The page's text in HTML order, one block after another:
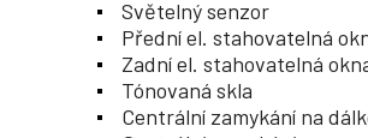
Světelný senzor
Přední el. stahovatelná
Zadní el. stahovatelná
Tónovaná skla
Centrální zamykání na